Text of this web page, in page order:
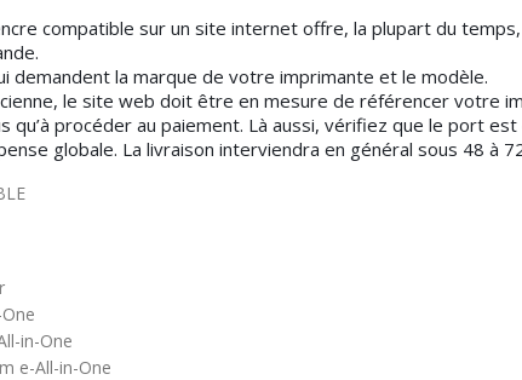
compatible sur un site internet offre, la plupart du
demandent la marque de votre imprimante et le modèle.
le site web doit être en mesure de référencer votre
procéder au paiement. Là aussi, vérifiez que le port
globale. La livraison interviendra en général sous 48 à
in-One
e-All-in-One